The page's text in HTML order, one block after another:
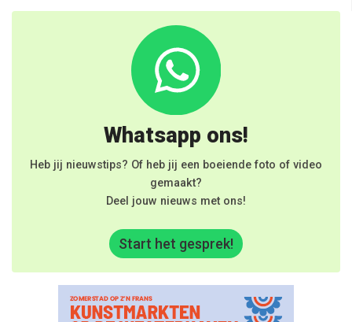
Whatsapp ons!
Heb jij nieuwstips? Of heb jij een boeiende foto of video
gemaakt?
Deel jouw nieuws met ons!
Start het gesprek!